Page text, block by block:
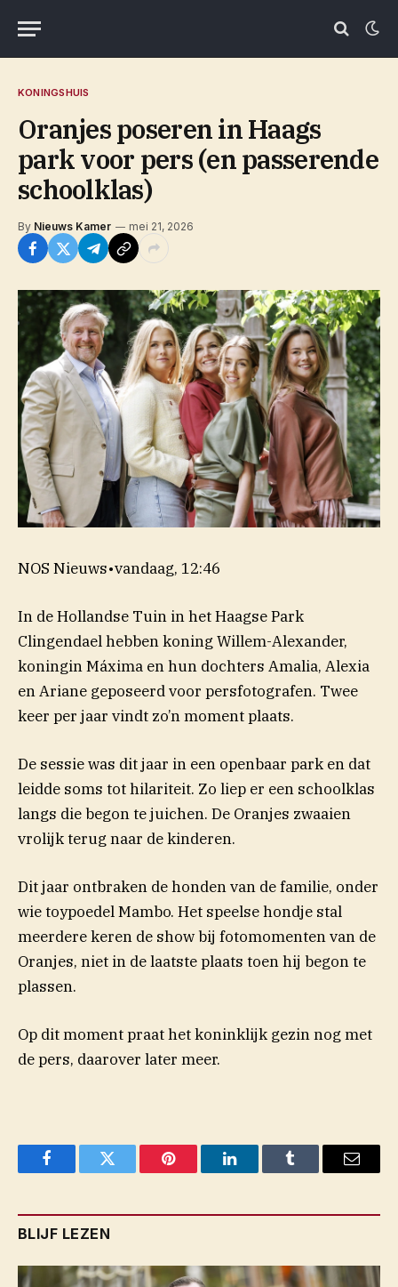
KONINGSHUIS
Oranjes poseren in Haags
park voor pers (en passerende
schoolklas)
By Nieuws Kamer mei 21, 2026
NOS Nieuws•vandaag, 12:46
In de Hollandse Tuin in het Haagse Park
Clingendael hebben koning Willem-Alexander,
koningin Máxima en hun dochters Amalia, Alexia
en Ariane geposeerd voor persfotografen. Twee
keer per jaar vindt zo’n moment plaats.
De sessie was dit jaar in een openbaar park en dat
leidde soms tot hilariteit. Zo liep er een schoolklas
langs die begon te juichen. De Oranjes zwaaien
vrolijk terug naar de kinderen.
Dit jaar ontbraken de honden van de familie, onder
wie toypoedel Mambo. Het speelse hondje stal
meerdere keren de show bij fotomomenten van de
Oranjes, niet in de laatste plaats toen hij begon te
plassen(opent in nieuw venster)
.
Op dit moment praat het koninklijk gezin nog met
de pers, daarover later meer.
FacebookTwitter Pinterest LinkedInTumblr Email
BLIJF LEZEN